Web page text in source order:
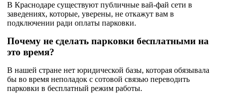
В Краснодаре существуют публичные вай-фай сети в
заведениях, которые, уверены, не откажут вам в
подключении ради оплаты парковки.
Почему не сделать парковки бесплатными на
это время?
В нашей стране нет юридической базы, которая обязывала
бы во время неполадок с сотовой связью переводить
парковки в бесплатный режим работы.